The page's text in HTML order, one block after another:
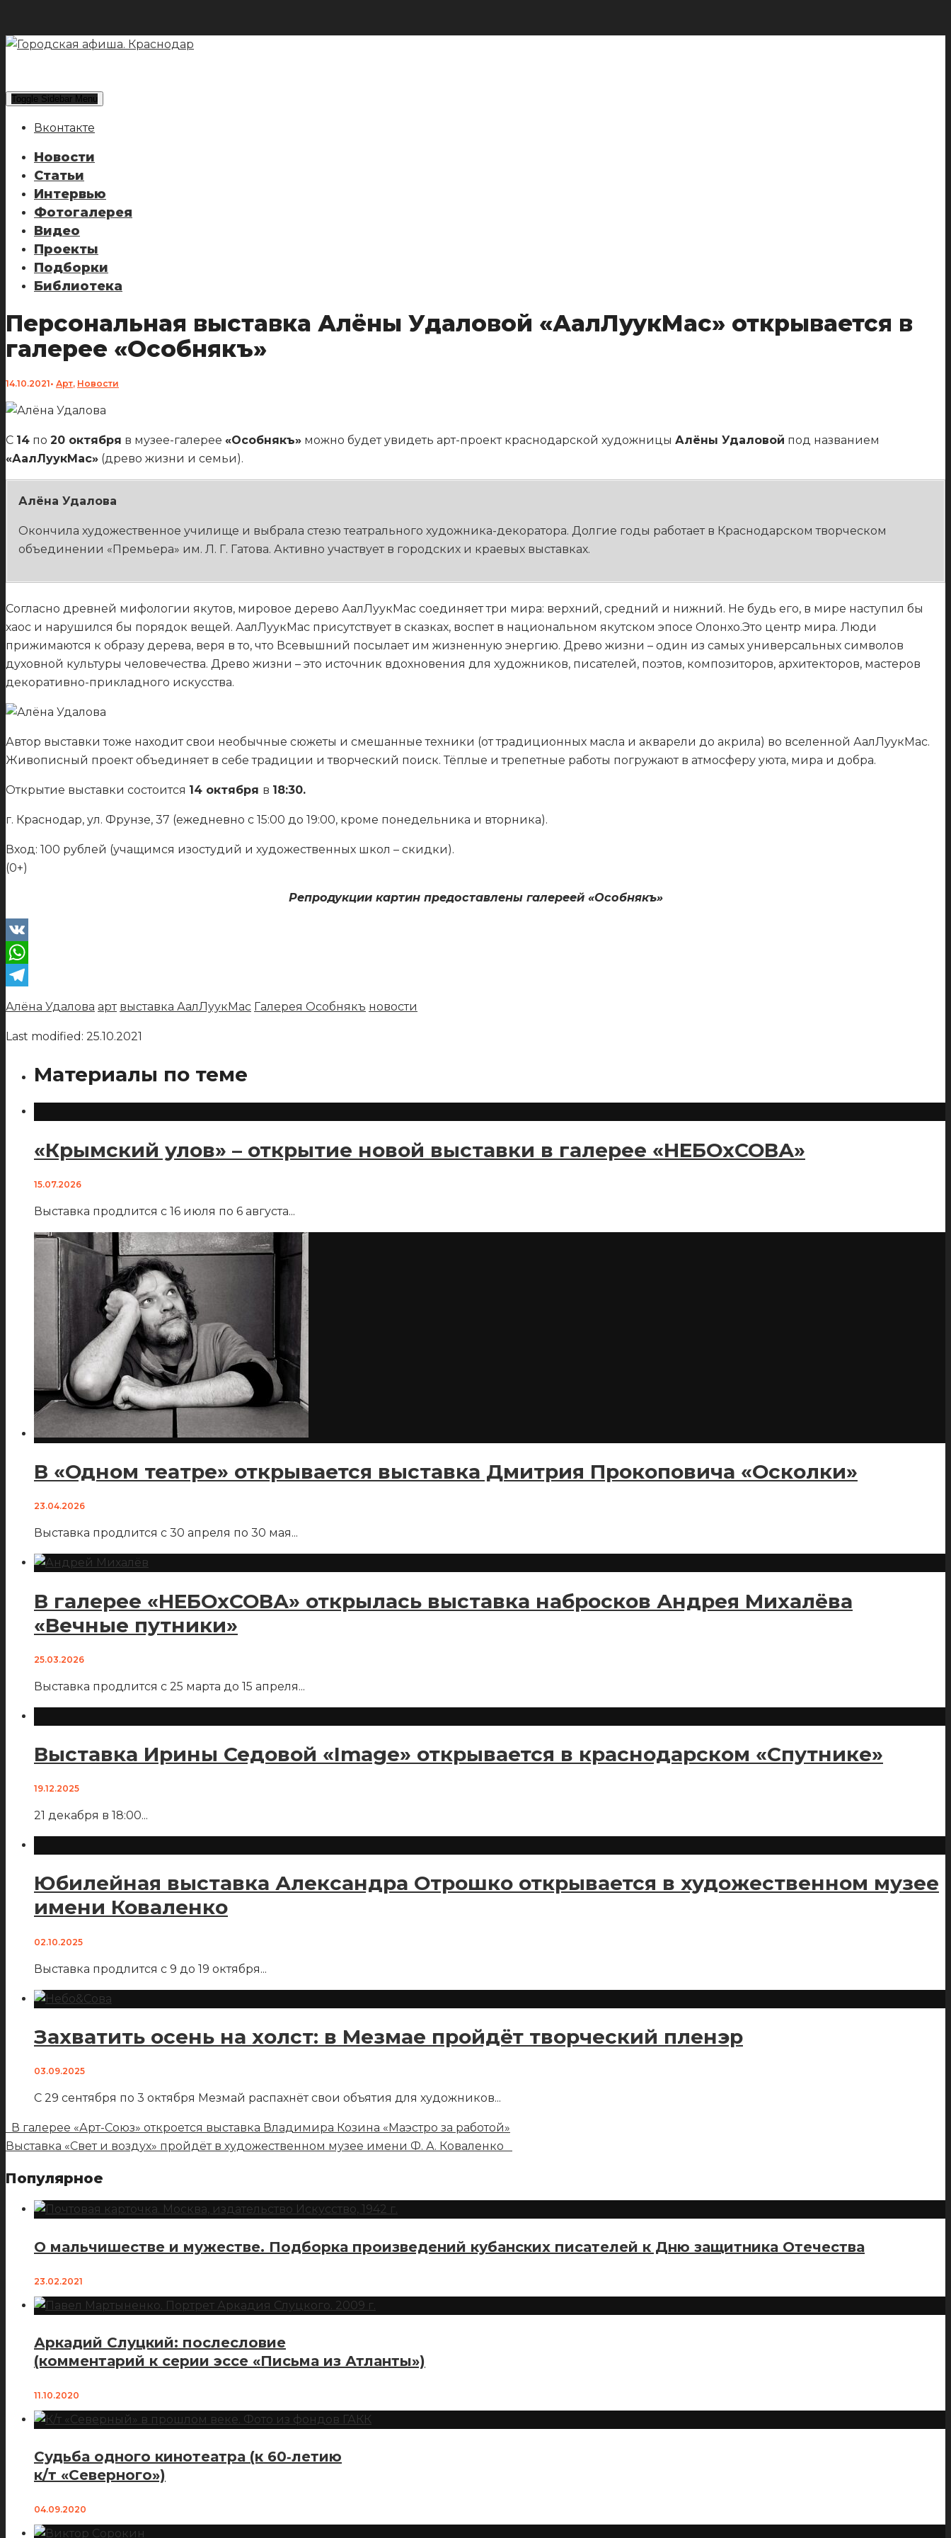
Toggle Sidebar Menu
Вконтакте
Новости
Статьи
Интервью
Фотогалерея
Видео
Проекты
Подборки
Библиотека
Персональная выставка Алёны Удаловой «АалЛуукМас» открывается в
галерее «Особнякъ»
14.10.2021• Арт, Новости
С 14 по 20 октября в музее-галерее «Особнякъ» можно будет увидеть арт-проект краснодарской художницы Алёны Удаловой под названием
«АалЛуукМас» (древо жизни и семьи).
Алёна Удалова
Окончила художественное училище и выбрала стезю театрального художника-декоратора. Долгие годы работает в Краснодарском творческом
объединении «Премьера» им. Л. Г. Гатова. Активно участвует в городских и краевых выставках.
Согласно древней мифологии якутов, мировое дерево АалЛуукМас соединяет три мира: верхний, средний и нижний. Не будь его, в мире наступил бы
хаос и нарушился бы порядок вещей. АалЛуукМас присутствует в сказках, воспет в национальном якутском эпосе Олонхо.Это центр мира. Люди
прижимаются к образу дерева, веря в то, что Всевышний посылает им жизненную энергию. Древо жизни – один из самых универсальных символов
духовной культуры человечества. Древо жизни – это источник вдохновения для художников, писателей, поэтов, композиторов, архитекторов, мастеров
декоративно-прикладного искусства.
Автор выставки тоже находит свои необычные сюжеты и смешанные техники (от традиционных масла и акварели до акрила) во вселенной АалЛуукМас.
Живописный проект объединяет в себе традиции и творческий поиск. Тёплые и трепетные работы погружают в атмосферу уюта, мира и добра.
Открытие выставки состоится 14 октября в 18:30.
г. Краснодар, ул. Фрунзе, 37 (ежедневно с 15:00 до 19:00, кроме понедельника и вторника).
Вход: 100 рублей (учащимся изостудий и художественных школ – скидки).
(0+)
Репродукции картин предоставлены галереей «Особнякъ»
VK
WhatsApp
Алёна Удалова арт выставка АалЛуукМас Галерея Особнякъ новости
Last modified: 25.10.2021
Материалы по теме
«Крымский улов» – открытие новой выставки в галерее «НЕБОхСОВА»
15.07.2026
Выставка продлится с 16 июля по 6 августа...
В «Одном театре» открывается выставка Дмитрия Прокоповича «Осколки»
23.04.2026
Выставка продлится с 30 апреля по 30 мая...
В галерее «НЕБОхСОВА» открылась выставка набросков Андрея Михалёва
«Вечные путники»
25.03.2026
Выставка продлится с 25 марта до 15 апреля...
Выставка Ирины Седовой «Image» открывается в краснодарском «Спутнике»
19.12.2025
21 декабря в 18:00...
Юбилейная выставка Александра Отрошко открывается в художественном музее
имени Коваленко
02.10.2025
Выставка продлится с 9 до 19 октября...
Захватить осень на холст: в Мезмае пройдёт творческий пленэр
03.09.2025
С 29 сентября по 3 октября Мезмай распахнёт свои объятия для художников...
В галерее «Арт-Союз» откроется выставка Владимира Козина «Маэстро за работой»
Выставка «Свет и воздух» пройдёт в художественном музее имени Ф. А. Коваленко
Популярное
О мальчишестве и мужестве. Подборка произведений кубанских писателей к Дню защитника Отечества
23.02.2021
Аркадий Слуцкий: послесловие
(комментарий к серии эссе «Письма из Атланты»)
11.10.2020
Судьба одного кинотеатра (к 60‑летию
к/т «Северного»)
04.09.2020